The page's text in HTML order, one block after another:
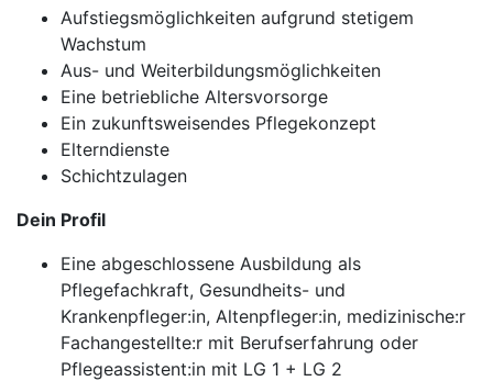
Aufstiegsmöglichkeiten aufgrund stetigem
Wachstum
Aus- und Weiterbildungsmöglichkeiten
Eine betriebliche Altersvorsorge
Ein zukunftsweisendes Pflegekonzept
Elterndienste
Schichtzulagen
Dein Profil
Eine abgeschlossene Ausbildung als
Pflegefachkraft, Gesundheits- und
Krankenpfleger:in, Altenpfleger:in, medizinische:r
Fachangestellte:r mit Berufserfahrung oder
Pflegeassistent:in mit LG 1 + LG 2